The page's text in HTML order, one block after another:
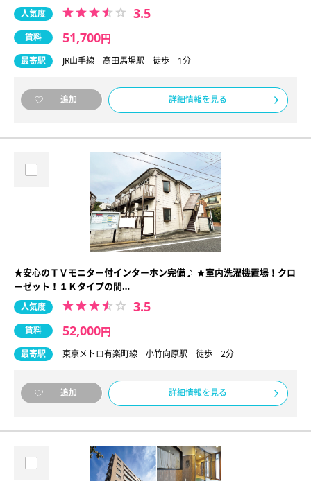
人気度 3.5
賃料 51,700円
最寄駅 JR山手線 高田馬場駅 徒歩 1分
追加 詳細情報を見る
★安心のＴＶモニター付インターホン完備♪ ★室内洗濯機置場！クロ
ーゼット！１Ｋタイプの間…
人気度 3.5
賃料 52,000円
最寄駅 東京メトロ有楽町線 小竹向原駅 徒歩 2分
追加 詳細情報を見る